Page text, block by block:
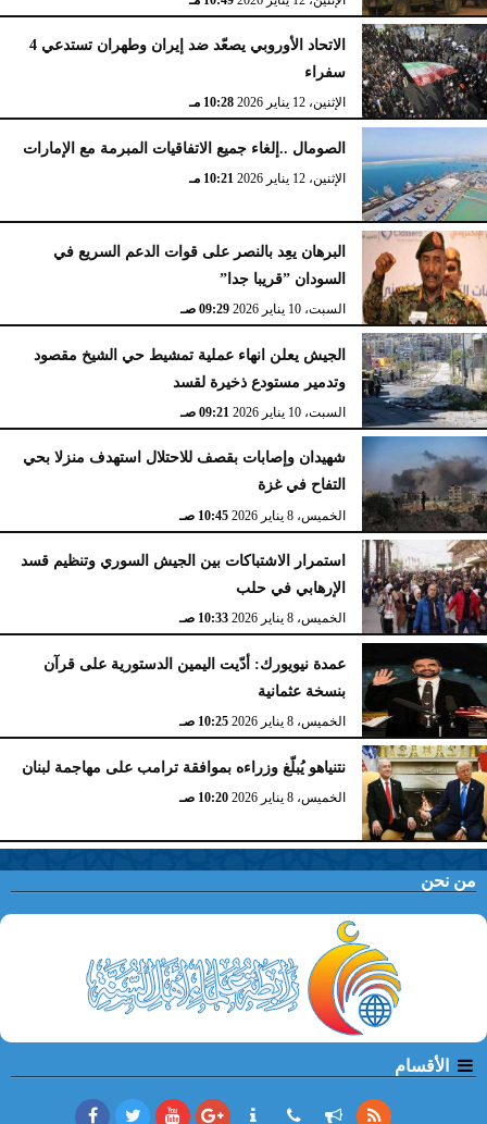
الاتحاد الأوروبي يصعّد ضد إيران وطهران تستدعي 4
سفراء
الإثنين، 12 يناير 2026 10:28 مـ
الصومال ..إلغاء جميع الاتفاقيات المبرمة مع الإمارات
الإثنين، 12 يناير 2026 10:21 مـ
البرهان يعِد بالنصر على قوات الدعم السريع في
السودان ”قريبا جدا”
السبت، 10 يناير 2026 09:29 صـ
الجيش يعلن انهاء عملية تمشيط حي الشيخ مقصود
وتدمير مستودع ذخيرة لقسد
السبت، 10 يناير 2026 09:21 صـ
شهيدان وإصابات بقصف للاحتلال استهدف منزلا بحي
التفاح في غزة
الخميس، 8 يناير 2026 10:45 صـ
استمرار الاشتباكات بين الجيش السوري وتنظيم قسد
الإرهابي في حلب
الخميس، 8 يناير 2026 10:33 صـ
عمدة نيويورك: أدّيت اليمين الدستورية على قرآن
بنسخة عثمانية
الخميس، 8 يناير 2026 10:25 صـ
نتنياهو يُبلّغ وزراءه بموافقة ترامب على مهاجمة لبنان
الخميس، 8 يناير 2026 10:20 صـ
من نحن
الأقسام